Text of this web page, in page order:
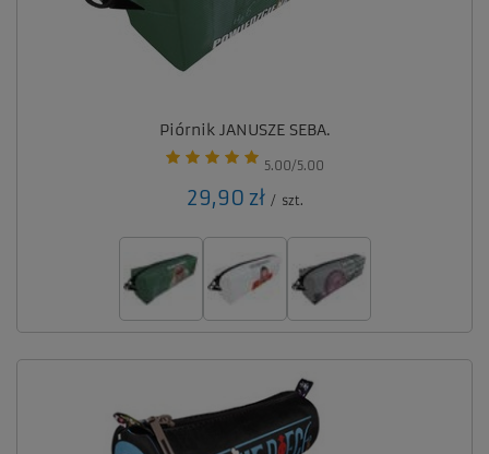
Piórnik JANUSZE SEBA.
5.00/5.00
29,90 zł / szt.